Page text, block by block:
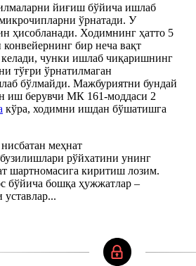
йиғиш бўйича ишлаб
ўрнатади. У
ҳисобланади. Ходимнинг ҳатто 5
бир неча вақт
чунки ишлаб чиқаришнинг
тўғри ўрнатилмаган
бўлмайди. Мажбуриятни бундай
иш берувчи МК 161-моддаси 2
кўра, ходимни ишдан бўшатишга
меҳнат
рўйхатини унинг
шартномасига киритиш лозим.
бўйича бошқа ҳужжатлар –
уставлар...